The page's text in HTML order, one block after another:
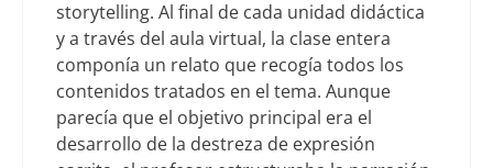
storytelling. Al final de cada unidad didáctica
y a través del aula virtual, la clase entera
componía un relato que recogía todos los
contenidos tratados en el tema. Aunque
parecía que el objetivo principal era el
desarrollo de la destreza de expresión